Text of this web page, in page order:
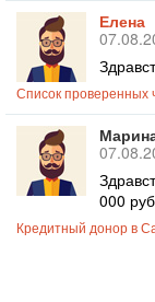
Елена
Список проверенных
000
Кредитный донор в